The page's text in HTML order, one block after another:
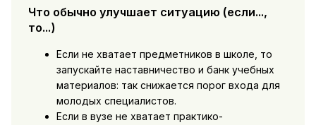
Что обычно улучшает ситуацию (если...,
то...)
Если не хватает предметников в школе, то
запускайте наставничество и банк учебных
материалов: так снижается порог входа для
молодых специалистов.
Если в вузе не хватает практико-